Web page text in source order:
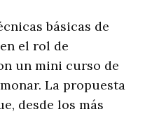
básicas de
el rol de
un mini curso de
La propuesta
desde los más